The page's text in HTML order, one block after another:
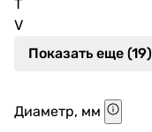
T
V
Показать еще (19)
Диаметр, мм